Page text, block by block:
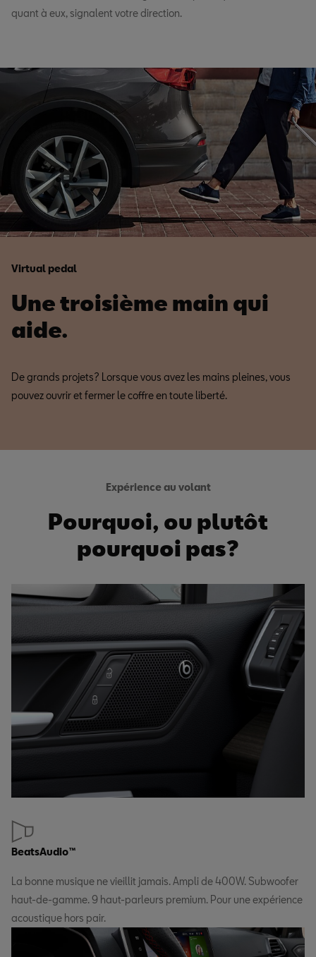
quant à eux, signalent votre direction.
Virtual pedal
Une troisième main qui
aide.
De grands projets? Lorsque vous avez les mains pleines, vous
pouvez ouvrir et fermer le coffre en toute liberté.
Expérience au volant
Pourquoi, ou plutôt
pourquoi pas?
BeatsAudio™
La bonne musique ne vieillit jamais. Ampli de 400W. Subwoofer
haut-de-gamme. 9 haut-parleurs premium. Pour une expérience
acoustique hors pair.